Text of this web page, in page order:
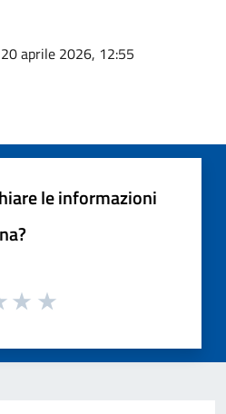
aprile 2026, 12:55
le informazioni